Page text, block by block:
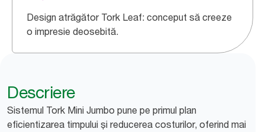
Design atrăgător Tork Leaf: conceput să creeze
o impresie deosebită.
Descriere
Sistemul Tork Mini Jumbo pune pe primul plan
eficientizarea timpului și reducerea costurilor, oferind mai